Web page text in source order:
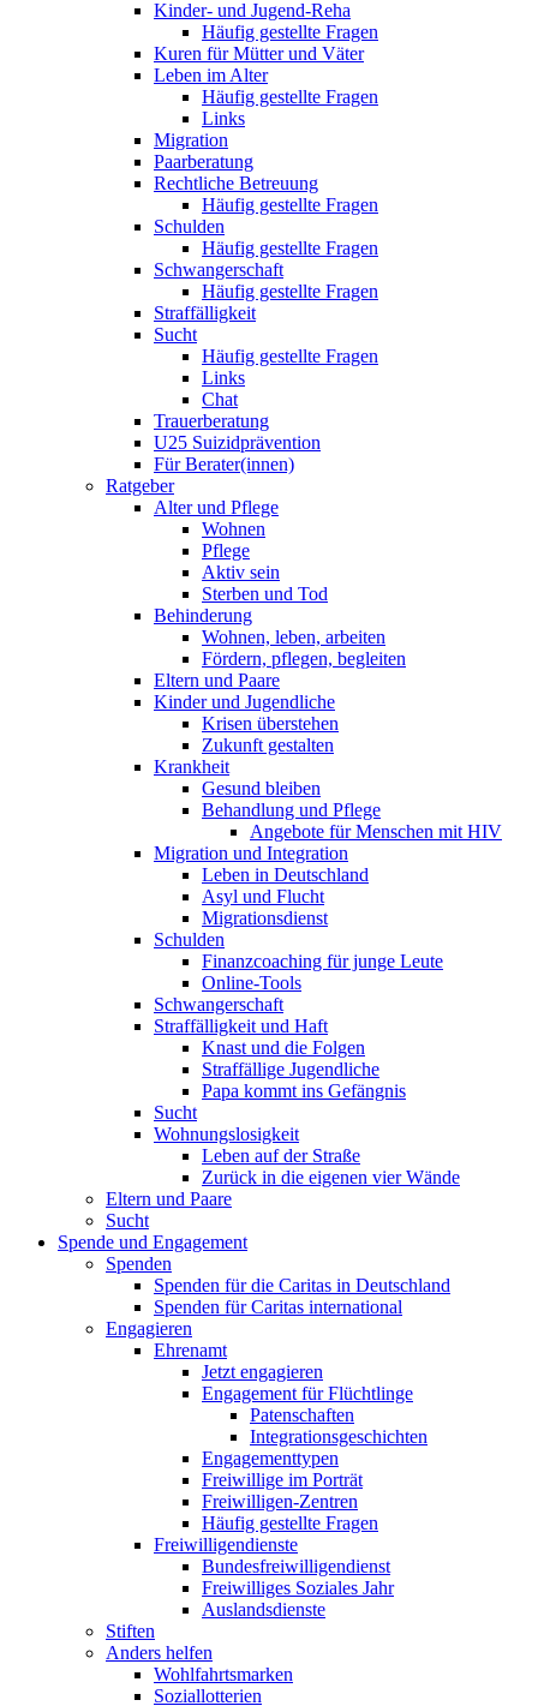
Kinder- und Jugend-Reha
Häufig gestellte Fragen
Kuren für Mütter und Väter
Leben im Alter
Häufig gestellte Fragen
Links
Migration
Paarberatung
Rechtliche Betreuung
Häufig gestellte Fragen
Schulden
Häufig gestellte Fragen
Schwangerschaft
Häufig gestellte Fragen
Straffälligkeit
Sucht
Häufig gestellte Fragen
Links
Chat
Trauerberatung
U25 Suizidprävention
Für Berater(innen)
Ratgeber
Alter und Pflege
Wohnen
Pflege
Aktiv sein
Sterben und Tod
Behinderung
Wohnen, leben, arbeiten
Fördern, pflegen, begleiten
Eltern und Paare
Kinder und Jugendliche
Krisen überstehen
Zukunft gestalten
Krankheit
Gesund bleiben
Behandlung und Pflege
Angebote für Menschen mit HIV
Migration und Integration
Leben in Deutschland
Asyl und Flucht
Migrationsdienst
Schulden
Finanzcoaching für junge Leute
Online-Tools
Schwangerschaft
Straffälligkeit und Haft
Knast und die Folgen
Straffällige Jugendliche
Papa kommt ins Gefängnis
Sucht
Wohnungslosigkeit
Leben auf der Straße
Zurück in die eigenen vier Wände
Eltern und Paare
Sucht
Spende und Engagement
Spenden
Spenden für die Caritas in Deutschland
Spenden für Caritas international
Engagieren
Ehrenamt
Jetzt engagieren
Engagement für Flüchtlinge
Patenschaften
Integrationsgeschichten
Engagementtypen
Freiwillige im Porträt
Freiwilligen-Zentren
Häufig gestellte Fragen
Freiwilligendienste
Bundesfreiwilligendienst
Freiwilliges Soziales Jahr
Auslandsdienste
Stiften
Anders helfen
Wohlfahrtsmarken
Soziallotterien